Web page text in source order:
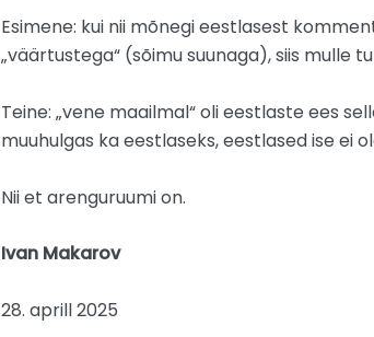
Esimene: kui nii mõnegi eestlasest
„väärtustega“ (sõimu suunaga), siis mulle
Teine: „vene maailmal“ oli eestlaste ees
muuhulgas ka eestlaseks, eestlased ise ei
Nii et arenguruumi on.
Ivan Makarov
28. aprill 2025